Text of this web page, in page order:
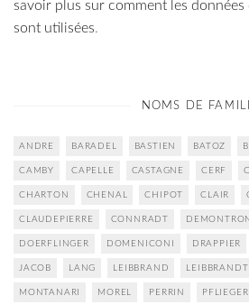
savoir plus sur comment les
sont utilisées.
NOMS DE
ANDRE BARADEL BASTIEN BATOZ
CAMBY CAPELLE CASTAGNE CERF
CHARTON CHENAL CHIPOT CLAIR
CLAUDEPIERRE CONNRADT
DOERFLINGER DOMENICONI DRAPPIER
JACOB LANG LEIBBRAND LEIBBRANDT
MONTANARI MOREL PERRIN PFLIEGER